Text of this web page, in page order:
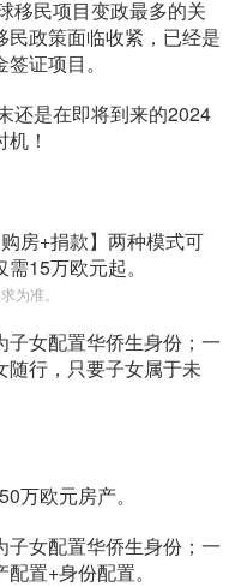
移民项目变政最多的关
政策面临收紧，已经是
证项目。
还是在即将到来的2024
！
房+捐款】两种模式可
15万欧元起。
为准。
女配置华侨生身份；一
随行，只要子女属于未
万欧元房产。
女配置华侨生身份；一
置+身份配置。